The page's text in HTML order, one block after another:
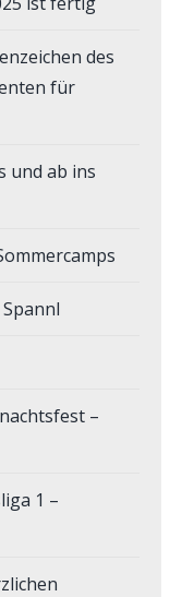
des
für
und ab ins
–
1 –